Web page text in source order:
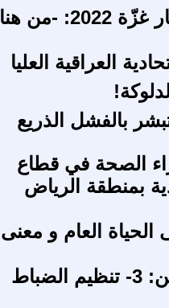
من انتصار تمّوز 2006 إلى انتصار غزّة 2022: -من هنا
العراقية العليا
بالفشل الذريع
الصحة في قطاع
بمنطقة الرياض
العام و معنى
الحمهورية الثالثة-الرئيس المؤمن: 3- تنظيم الضباط